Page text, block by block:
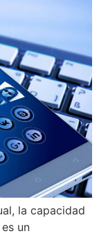
la capacidad
un